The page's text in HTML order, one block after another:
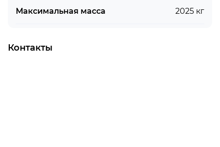
Максимальная масса 2025 кг
Контакты